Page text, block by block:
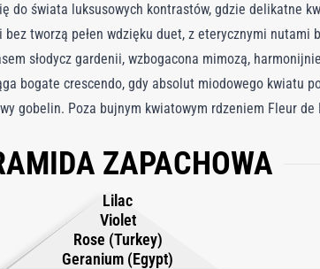
do świata luksusowych kontrastów, gdzie delikatne
tworzą pełen wdzięku duet, z eterycznymi nutami
słodycz gardenii, wzbogacona mimozą,
bogate crescendo, gdy absolut miodowego kwiatu
gobelin. Poza bujnym kwiatowym rdzeniem Fleur de
ewoluuje od delikatnej do intensywnej. Ten bogaty
wyraz niezależności i wyrafinowania dzięki
ZAPACHOWA
Lilac
Violet
Rose (Turkey)
Geranium (Egypt)